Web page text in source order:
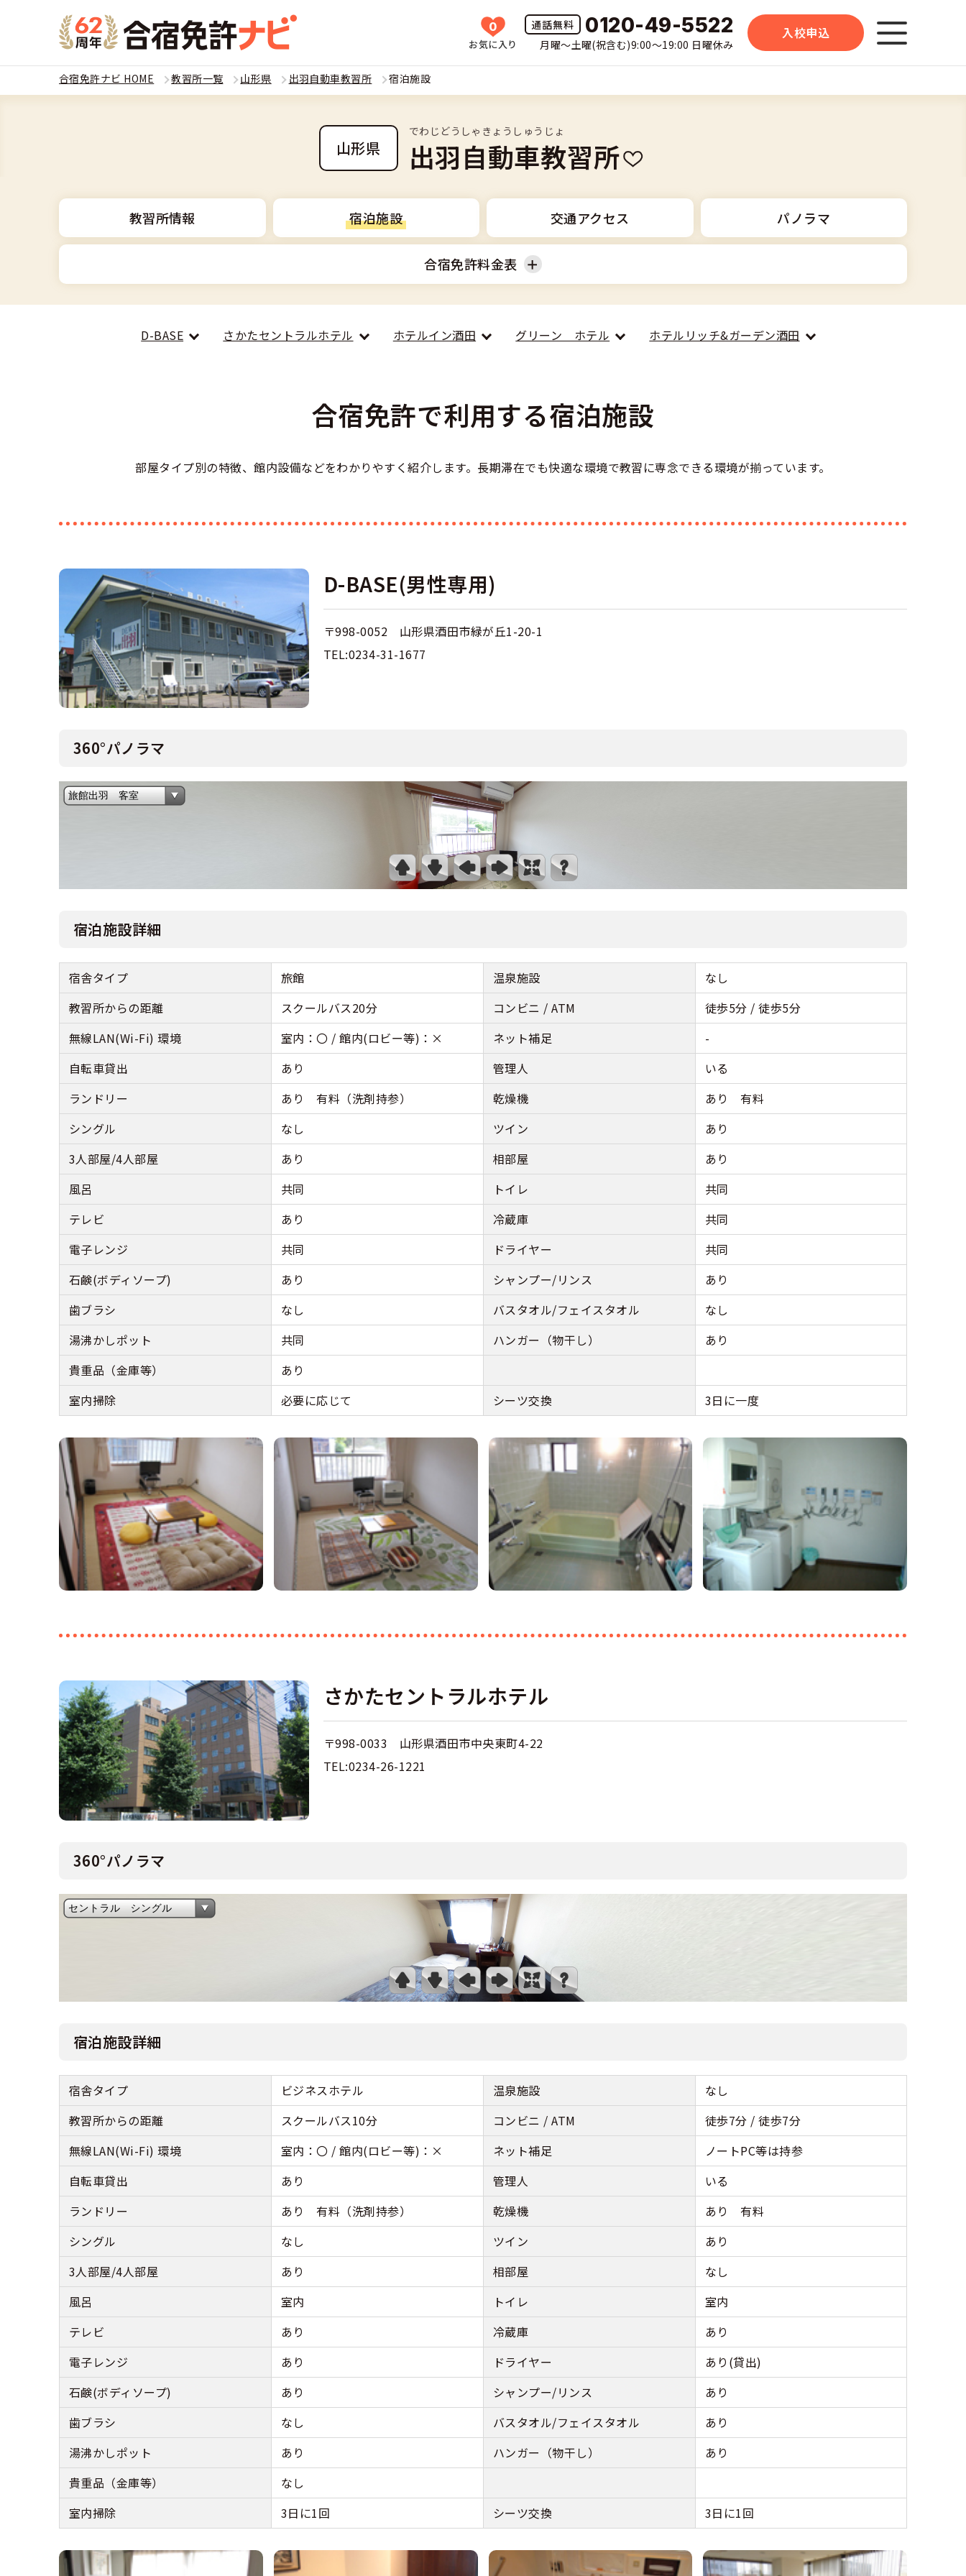
0
お気に入り
0120-49-5522
月曜〜土曜(祝含む)9:00〜19:00 日曜休み
入校申込
教習所一覧
運転免許の種類(車種)を選ぶ
普通車
大型車
中型二種
大型二種
合宿免許を探す
教習所検索
運転免許の種類(車種)
こだわり、テーマから探す
360度パノラマ教習所
受験資格特例教習
お気に入りの教習所
合宿免許とは
安心・お得・早い・充実の合宿免許
合宿免許一日の過ごし方
運転免許別モデルスケジュール
合宿費用のお支払いについて
合宿免許に必要な持ち物
合宿免許 体験談・口コミ
合宿免許 よくある質問
まるわかり！合宿免許Q＆A
合宿免許で最短合格するには
免許取消・失効による再取得
みんなが選んだ合宿免許の条件
本免学科試験問題に挑戦
会社情報・代表メッセージ
会社沿革・歴史
個人情報の取扱い
お気に入りの教習所一覧
0120-49-5522
合宿免許ナビ HOME 教習所一覧 山形県 出羽自動車教習所 宿泊施設
山形県
でわじどうしゃきょうしゅうじょ
出羽自動車教習所
教習所情報 宿泊施設 交通アクセス パノラマ
合宿免許料金表
D-BASE さかたセントラルホテル ホテルイン酒田 グリーン ホテル ホテルリッチ&ガーデン酒田
合宿免許で利用する宿泊施設
部屋タイプ別の特徴、館内設備などをわかりやすく紹介します。長期滞在でも快適な環境で教習に専念できる環境が揃っています。
D-BASE(男性専用)
〒998-0052 山形県酒田市緑が丘1-20-1
TEL:0234-31-1677
360°パノラマ
宿泊施設詳細
宿舎タイプ 旅館 温泉施設
なし
教習所からの距離
スクールバス20分 コンビニ / ATM
徒歩5分 / 徒歩5分
無線LAN(Wi-Fi) 環境
室内：〇 / 館内(ロビー等)：× ネット補足
-
自転車貸出
あり 管理人
いる
ランドリー
あり 有料（洗剤持参） 乾燥機
あり 有料
シングル
なし ツイン
あり
3人部屋/4人部屋
あり 相部屋
あり
風呂
共同 トイレ
共同
テレビ
あり 冷蔵庫
共同
電子レンジ
共同 ドライヤー
共同
石鹸(ボディソープ)
あり シャンプー/リンス
あり
歯ブラシ
なし バスタオル/フェイスタオル
なし
湯沸かしポット
共同 ハンガー（物干し）
あり
貴重品（金庫等）
あり
室内掃除
必要に応じて シーツ交換 3日に一度
さかたセントラルホテル
〒998-0033 山形県酒田市中央東町4-22
TEL:0234-26-1221
360°パノラマ
宿泊施設詳細
宿舎タイプ ビジネスホテル 温泉施設
なし
教習所からの距離
スクールバス10分 コンビニ / ATM
徒歩7分 / 徒歩7分
無線LAN(Wi-Fi) 環境
室内：〇 / 館内(ロビー等)：× ネット補足
ノートPC等は持参
自転車貸出
あり 管理人
いる
ランドリー
あり 有料（洗剤持参） 乾燥機
あり 有料
シングル
なし ツイン
あり
3人部屋/4人部屋
あり 相部屋
なし
風呂
室内 トイレ
室内
テレビ
あり 冷蔵庫
あり
電子レンジ
あり ドライヤー
あり(貸出)
石鹸(ボディソープ)
あり シャンプー/リンス
あり
歯ブラシ
なし バスタオル/フェイスタオル
あり
湯沸かしポット
あり ハンガー（物干し）
あり
貴重品（金庫等）
なし
室内掃除
3日に1回 シーツ交換 3日に1回